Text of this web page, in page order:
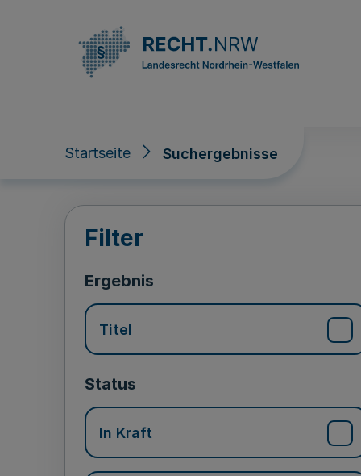
Startseite Suchergebnisse
Suchergebnisse
Filter
Ergebnis
Titel
Status
In Kraft